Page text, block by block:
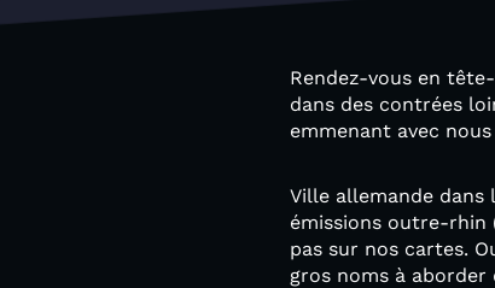
Rendez-vous en
dans des contrées
emmenant avec
Ville allemande
émissions outre-rhin
pas sur nos cartes.
gros noms à